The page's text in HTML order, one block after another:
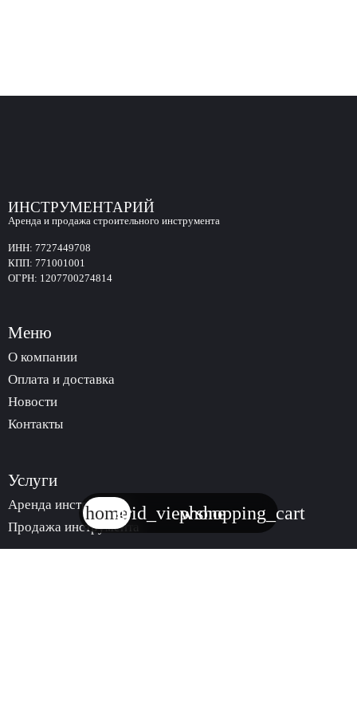
ИНСТРУМЕНТАРИЙ
Аренда и продажа строительного инструмента
ИНН: 7727449708
КПП: 771001001
ОГРН: 1207700274814
Меню
О компании
Оплата и доставка
Новости
Контакты
Услуги
Аренда инструмента
Продажа инструмента
homegrid_viewphone
shopping_cart